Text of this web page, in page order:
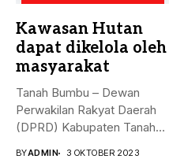
Kawasan Hutan
dapat dikelola oleh
masyarakat
Tanah Bumbu – Dewan
Perwakilan Rakyat Daerah
(DPRD) Kabupaten Tanah
BYADMIN 3 OKTOBER 2023